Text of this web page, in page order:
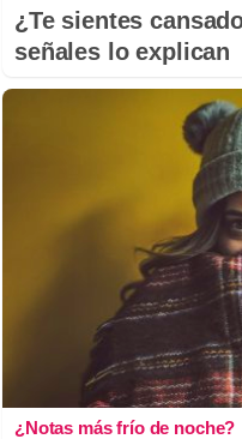
¿Te sientes
señales lo explican
¿Notas más frío de noche?